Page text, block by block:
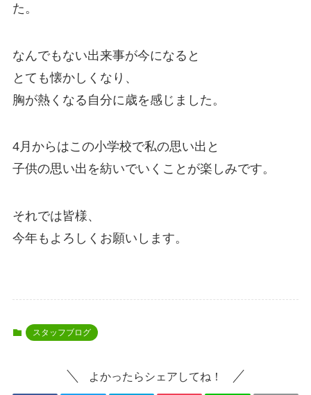
た。
なんでもない出来事が今になると
とても懐かしくなり、
胸が熱くなる自分に歳を感じました。
4月からはこの小学校で私の思い出と
子供の思い出を紡いでいくことが楽しみです。
それでは皆様、
今年もよろしくお願いします。
スタッフブログ
よかったらシェアしてね！